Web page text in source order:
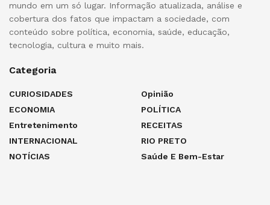
mundo em um só lugar. Informação atualizada, análise e
cobertura dos fatos que impactam a sociedade, com
conteúdo sobre política, economia, saúde, educação,
tecnologia, cultura e muito mais.
Categoria
CURIOSIDADES
ECONOMIA
Entretenimento
INTERNACIONAL
NOTÍCIAS
Opinião
POLÍTICA
RECEITAS
RIO PRETO
Saúde E Bem-Estar